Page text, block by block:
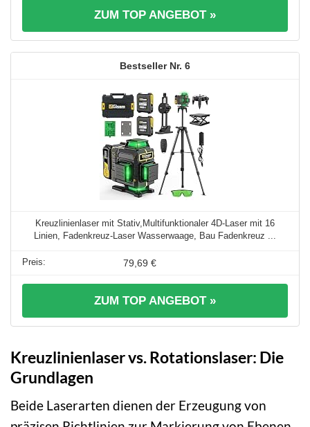
ZUM TOP ANGEBOT »
6
Kreuzlinienlaser mit Stativ,Multifunktionaler 4D-Laser mit 16
Linien, Fadenkreuz-Laser Wasserwaage, Bau Fadenkreuz ...
79,69 €
ZUM TOP ANGEBOT »
Kreuzlinienlaser vs. Rotationslaser: Die
Grundlagen
Beide Laserarten dienen der Erzeugung von